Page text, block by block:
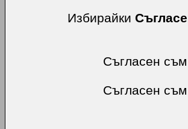
Избирайки
Съгласен
Съгласен